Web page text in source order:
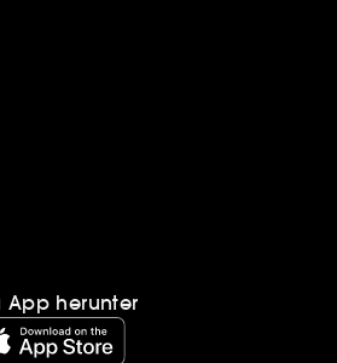
App herunter